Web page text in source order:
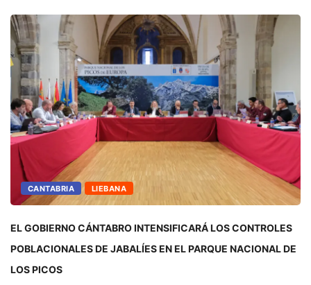
CANTABRIA LIEBANA
EL GOBIERNO CÁNTABRO INTENSIFICARÁ LOS CONTROLES
POBLACIONALES DE JABALÍES EN EL PARQUE NACIONAL DE
LOS PICOS